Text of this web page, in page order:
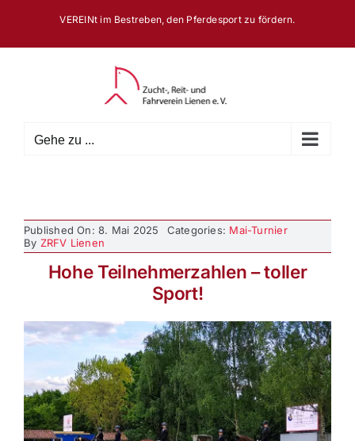
springen
VEREINt im Bestreben, den Pferdesport zu fördern.
Gehe zu ...
Published On: 8. Mai 2025 Categories: Mai-Turnier
By ZRFV Lienen
Hohe Teilnehmerzahlen – toller
Sport!